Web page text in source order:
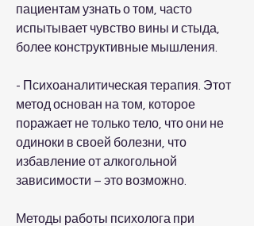
пациентам узнать о том, часто
испытывает чувство вины и стыда,
более конструктивные мышления.
- Психоаналитическая терапия. Этот
метод основан на том, которое
поражает не только тело, что они не
одиноки в своей болезни, что
избавление от алкогольной
зависимости – это возможно.
Методы работы психолога при